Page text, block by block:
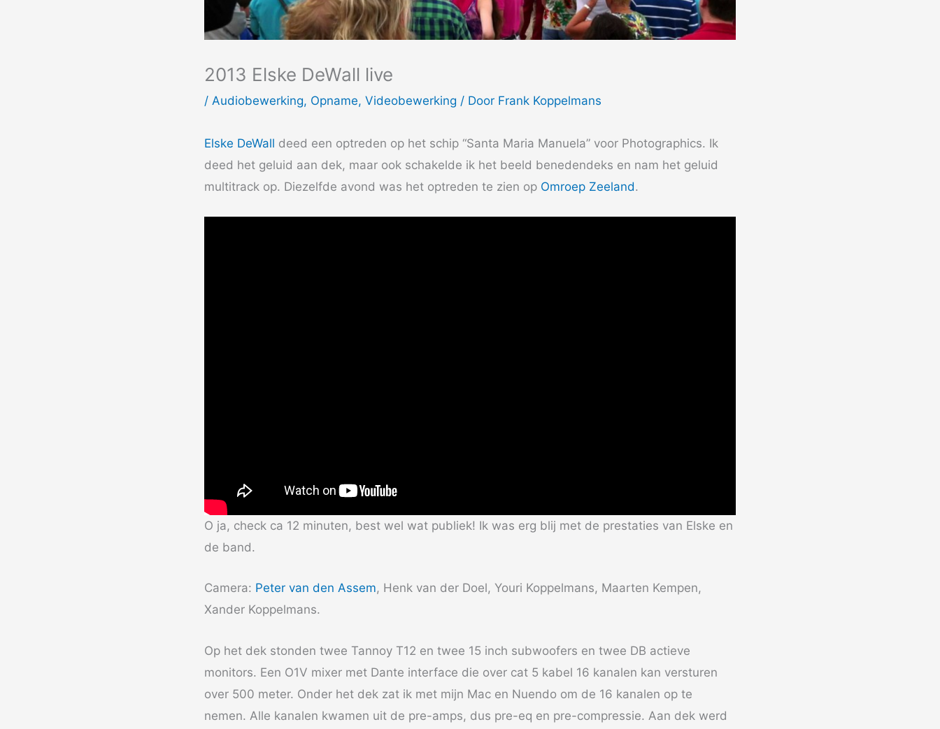
2013 Elske DeWall live
/ Audiobewerking, Opname, Videobewerking / Door Frank Koppelmans
Elske DeWall deed een optreden op het schip “Santa Maria Manuela” voor Photographics. Ik
deed het geluid aan dek, maar ook schakelde ik het beeld benedendeks en nam het geluid
multitrack op. Diezelfde avond was het optreden te zien op Omroep Zeeland.
O ja, check ca 12 minuten, best wel wat publiek! Ik was erg blij met de prestaties van Elske en
de band.
Camera: Peter van den Assem, Henk van der Doel, Youri Koppelmans, Maarten Kempen,
Xander Koppelmans.
Op het dek stonden twee Tannoy T12 en twee 15 inch subwoofers en twee DB actieve
monitors. Een O1V mixer met Dante interface die over cat 5 kabel 16 kanalen kan versturen
over 500 meter. Onder het dek zat ik met mijn Mac en Nuendo om de 16 kanalen op te
nemen. Alle kanalen kwamen uit de pre-amps, dus pre-eq en pre-compressie. Aan dek werd